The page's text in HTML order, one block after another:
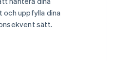
uppfylla dina
sätt.